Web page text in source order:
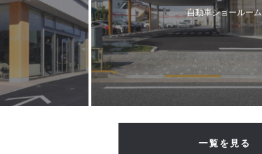
自動車ショールーム
一覧を見る